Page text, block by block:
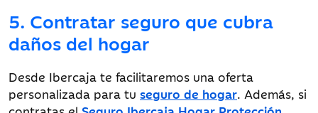
5. Contratar seguro que cubra
daños del hogar
Desde Ibercaja te facilitaremos una oferta
personalizada para tu seguro de hogar. Además, si